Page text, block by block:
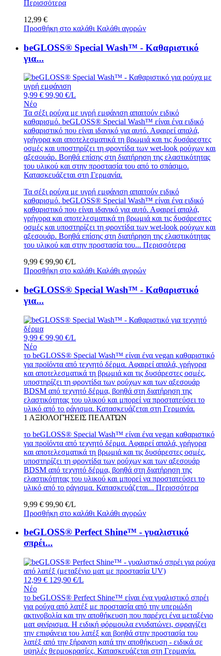
Περισσότερα
12,99 €
Προσθήκη στο καλάθι Καλάθι αγορών
beGLOSS® Special Wash™ - Καθαριστικό
για...
9,99 € 99,90 €/L
Νέο
Τα σέξι ρούχα με υγρή εμφάνιση απαιτούν ειδικό
καθαρισμό. beGLOSS® Special Wash™ είναι ένα ειδικό
καθαριστικό που είναι ιδανικό για αυτό. Αφαιρεί απαλά,
γρήγορα και αποτελεσματικά τη βρωμιά και τις δυσάρεστες
οσμές και υποστηρίζει τη φροντίδα των wet-look ρούχων και
αξεσουάρ. Βοηθά επίσης στη διατήρηση της ελαστικότητας
του υλικού και στην προστασία του από το σπάσιμο.
Κατασκευάζεται στη Γερμανία.
Τα σέξι ρούχα με υγρή εμφάνιση απαιτούν ειδικό
καθαρισμό. beGLOSS® Special Wash™ είναι ένα ειδικό
καθαριστικό που είναι ιδανικό για αυτό. Αφαιρεί απαλά,
γρήγορα και αποτελεσματικά τη βρωμιά και τις δυσάρεστες
οσμές και υποστηρίζει τη φροντίδα των wet-look ρούχων και
αξεσουάρ. Βοηθά επίσης στη διατήρηση της ελαστικότητας
του υλικού και στην προστασία του... Περισσότερα
9,99 € 99,90 €/L
Προσθήκη στο καλάθι Καλάθι αγορών
beGLOSS® Special Wash™ - Καθαριστικό
για...
9,99 € 99,90 €/L
Νέο
το beGLOSS® Special Wash™ είναι ένα vegan καθαριστικό
για προϊόντα από τεχνητό δέρμα. Αφαιρεί απαλά, γρήγορα
και αποτελεσματικά τη βρωμιά και τις δυσάρεστες οσμές,
υποστηρίζει τη φροντίδα των ρούχων και των αξεσουάρ
BDSM από τεχνητό δέρμα, βοηθά στη διατήρηση της
ελαστικότητας του υλικού και μπορεί να προστατεύσει το
υλικό από το ράγισμα. Κατασκευάζεται στη Γερμανία.
1 ΑΞΙΟΛΟΓΉΣΕΙΣ ΠΕΛΑΤΏΝ
το beGLOSS® Special Wash™ είναι ένα vegan καθαριστικό
για προϊόντα από τεχνητό δέρμα. Αφαιρεί απαλά, γρήγορα
και αποτελεσματικά τη βρωμιά και τις δυσάρεστες οσμές,
υποστηρίζει τη φροντίδα των ρούχων και των αξεσουάρ
BDSM από τεχνητό δέρμα, βοηθά στη διατήρηση της
ελαστικότητας του υλικού και μπορεί να προστατεύσει το
υλικό από το ράγισμα. Κατασκευάζεται... Περισσότερα
9,99 € 99,90 €/L
Προσθήκη στο καλάθι Καλάθι αγορών
beGLOSS® Perfect Shine™ - γυαλιστικό
σπρέι...
12,99 € 129,90 €/L
Νέο
το beGLOSS® Perfect Shine™ είναι ένα γυαλιστικό σπρέι
για ρούχα από λατέξ με προστασία από την υπεριώδη
ακτινοβολία και την αποθήκευση που παρέχει ένα μεταξένιο
ματ φινίρισμα. Η ειδική φόρμουλα ενυδατώνει, σφραγίζει
την επιφάνεια του λατέξ και βοηθά στην προστασία του
λατέξ από την ξήρανση κατά την αποθήκευση - ειδικά σε
υψηλές θερμοκρασίες. Κατασκευάζεται στη Γερμανία.